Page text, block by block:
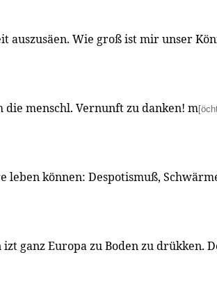
auszusäen. Wie groß ist mir unser
die menschl. Vernunft zu danken! m
leben können: Despotismuß,
ganz Europa zu Boden zu drükken.